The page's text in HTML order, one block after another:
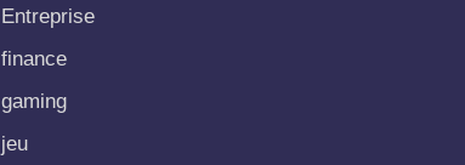
Entreprise
finance
gaming
jeu